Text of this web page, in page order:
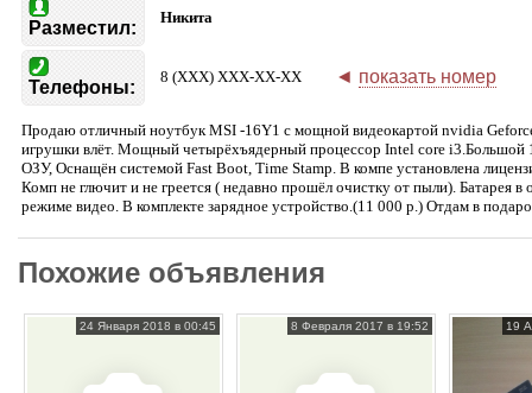
Разместил:
Никита
Телефоны:
8 (XXX) XXX-XX-XX ◄ показать номер
Продаю отличный ноутбук MSI -16Y1 с мощной видеокартой nvidia
игрушки влёт. Мощный четырёхъядерный процессор Intel core i3.Большой
ОЗУ, Оснащён системой Fast Boot, Time Stamp. В компе установлена
Комп не глючит и не греется ( недавно прошёл очистку от пыли). Батарея
режиме видео. В комплекте зарядное устройство.(11 000 р.) Отдам в
Похожие объявления
24 Января 2018 в 00:45 8 Февраля 2017 в 19:52 19